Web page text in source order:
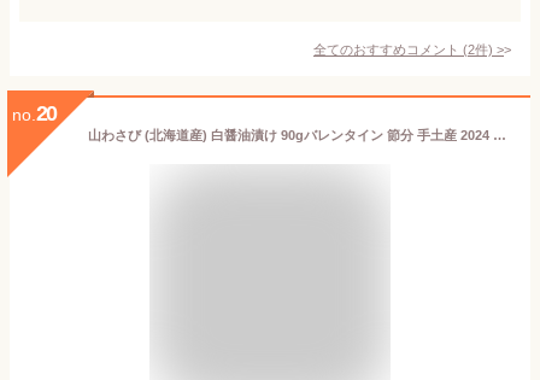
全てのおすすめコメント (2件) >
no. 20
山わさび (北海道産) 白醤油漬け 90gバレンタイン 節分 手土産 2024 ギフト プチギフト 西洋わさび ホースラディッシュ ご飯のお供 誕生日 内祝い お菓子以外 退職 お祝い 転勤 お礼 お返し